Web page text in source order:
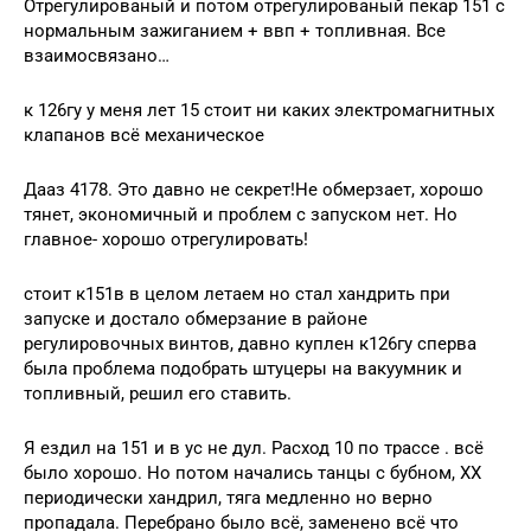
Отрегулированый и потом отрегулированый пекар 151 с
нормальным зажиганием + ввп + топливная. Все
взаимосвязано…
к 126гу у меня лет 15 стоит ни каких электромагнитных
клапанов всё механическое
Дааз 4178. Это давно не секрет!Не обмерзает, хорошо
тянет, экономичный и проблем с запуском нет. Но
главное- хорошо отрегулировать!
стоит к151в в целом летаем но стал хандрить при
запуске и достало обмерзание в районе
регулировочных винтов, давно куплен к126гу сперва
была проблема подобрать штуцеры на вакуумник и
топливный, решил его ставить.
Я ездил на 151 и в ус не дул. Расход 10 по трассе . всё
было хорошо. Но потом начались танцы с бубном, ХХ
периодически хандрил, тяга медленно но верно
пропадала. Перебрано было всё, заменено всё что